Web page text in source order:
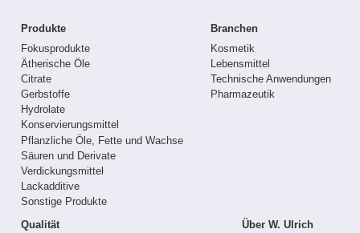
Produkte
Fokusprodukte
Ätherische Öle
Citrate
Gerbstoffe
Hydrolate
Konservierungsmittel
Pflanzliche Öle, Fette und Wachse
Säuren und Derivate
Verdickungsmittel
Lackadditive
Sonstige Produkte
Branchen
Kosmetik
Lebensmittel
Technische Anwendungen
Pharmazeutik
Qualität
Über W. Ulrich